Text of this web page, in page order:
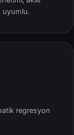
uyumlu.
regresyon